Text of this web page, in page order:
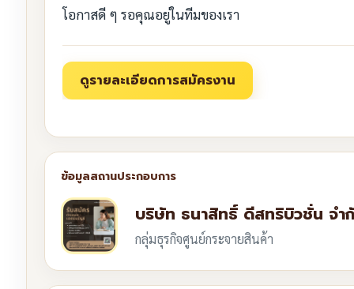
โอกาสดี ๆ รอคุณอยู่ในทีมของเรา
บริษัท ธนาสิทธิ์ ดีสทริบิวชั่น จำ
กลุ่มธุรกิจศูนย์กระจายสินค้า